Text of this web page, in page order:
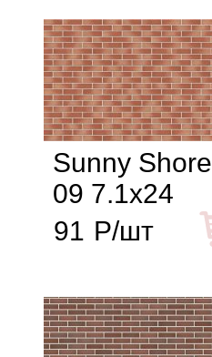
Sunny Shore
09 7.1x24
91 Р/шт